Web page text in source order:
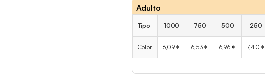
Adulto
Tipo 1000 750 500 250
Color 6,09 € 6,53 € 6,96 € 7,40 €